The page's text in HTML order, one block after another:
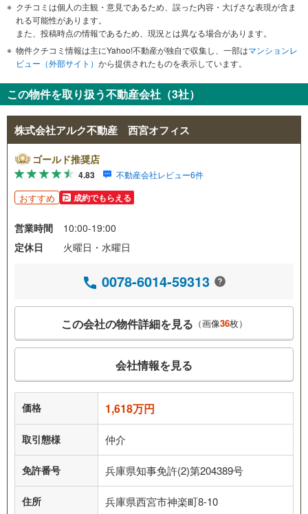
クチコミは個人の主観・意見であるため、誤った内容・大げさな表現が含ま
れる可能性があります。
また、投稿時点の情報であるため、現況とは異なる場合があります。
物件クチコミ情報は主にYahoo!不動産が独自で収集し、一部はマンションレ
ビュー（外部サイト） から提供されたものを表示しています。
この物件を取り扱う不動産会社（3社）
株式会社アルク不動産 西宮オフィス
ゴールド推奨店
4.83 不動産会社レビュー6件
おすすめ 成約でもらえる
営業時間
10:00-19:00
定休日
火曜日・水曜日
0078-6014-59313
この会社の物件詳細を見る （画像36枚）
会社情報を見る
価格 1,618万円
取引態様 仲介
免許番号 兵庫県知事免許(2)第204389号
住所 兵庫県西宮市神楽町8-10